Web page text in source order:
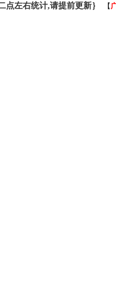
点左右统计,请提前更新｝ 【